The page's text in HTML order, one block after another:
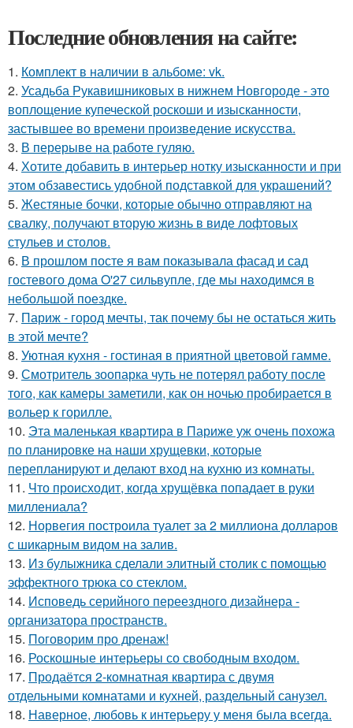
Последние обновления на сайте:
1. Комплект в наличии в альбоме: vk.
2. Усадьба Рукавишниковых в нижнем Новгороде - это
воплощение купеческой роскоши и изысканности,
застывшее во времени произведение искусства.
3. В перерыве на работе гуляю.
4. Хотите добавить в интерьер нотку изысканности и при
этом обзавестись удобной подставкой для украшений?
5. Жестяные бочки, которые обычно отправляют на
свалку, получают вторую жизнь в виде лофтовых
стульев и столов.
6. В прошлом посте я вам показывала фасад и сад
гостевого дома O'27 сильвупле, где мы находимся в
небольшой поездке.
7. Париж - город мечты, так почему бы не остаться жить
в этой мечте?
8. Уютная кухня - гостиная в приятной цветовой гамме.
9. Смотритель зоопарка чуть не потерял работу после
того, как камеры заметили, как он ночью пробирается в
вольер к горилле.
10. Эта маленькая квартира в Париже уж очень похожа
по планировке на наши хрущевки, которые
перепланируют и делают вход на кухню из комнаты.
11. Что происходит, когда хрущёвка попадает в руки
миллениала?
12. Норвегия построила туалет за 2 миллиона долларов
с шикарным видом на залив.
13. Из булыжника сделали элитный столик с помощью
эффектного трюка со стеклом.
14. Исповедь серийного переездного дизайнера -
организатора пространств.
15. Поговорим про дренаж!
16. Роскошные интерьеры со свободным входом.
17. Продаётся 2-комнатная квартира с двумя
отдельными комнатами и кухней, раздельный санузел.
18. Наверное, любовь к интерьеру у меня была всегда.